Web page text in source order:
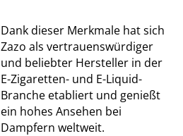
Dank dieser Merkmale hat sich
Zazo als vertrauenswürdiger
und beliebter Hersteller in der
E-Zigaretten- und E-Liquid-
Branche etabliert und genießt
ein hohes Ansehen bei
Dampfern weltweit.